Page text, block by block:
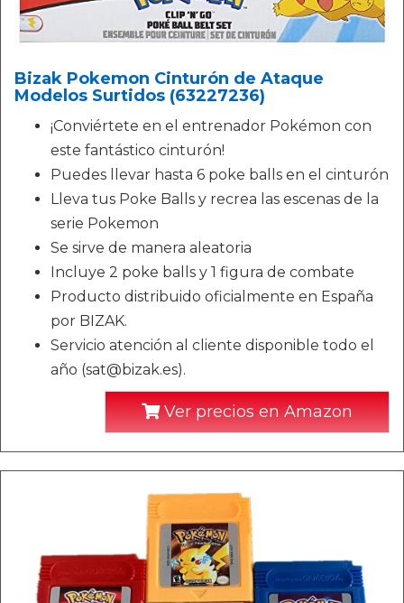
Bizak Pokemon Cinturón de Ataque
Modelos Surtidos (63227236)
¡Conviértete en el entrenador Pokémon con
este fantástico cinturón!
Puedes llevar hasta 6 poke balls en el cinturón
Lleva tus Poke Balls y recrea las escenas de la
serie Pokemon
Se sirve de manera aleatoria
Incluye 2 poke balls y 1 figura de combate
Producto distribuido oficialmente en España
por BIZAK.
Servicio atención al cliente disponible todo el
año (sat@bizak.es).
Ver precios en Amazon